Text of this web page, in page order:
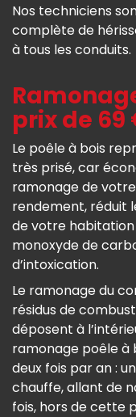
Nos techniciens
complète de
à tous les conduits.
prix de 69
Le poêle à bois
très prisé, car
ramonage de
rendement, réduit
de votre
monoxyde de
d’intoxication.
Le ramonage du
résidus de
déposent à
ramonage poêle à
deux fois par an :
chauffe, allant de
fois, hors de cette